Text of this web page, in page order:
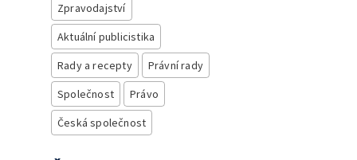
Zpravodajství
Aktuální publicistika
Rady a recepty
Právní rady
Společnost
Právo
Česká společnost